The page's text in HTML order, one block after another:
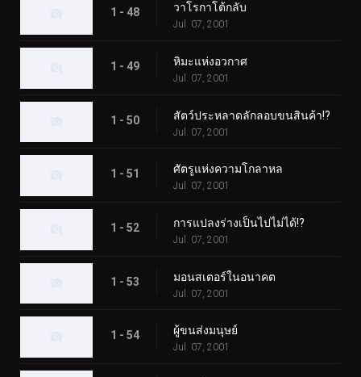
1 - 48 วาโรกาโต้กลับ
Jul. 07, 2001
1 - 49 หิมะแห่งอวกาศ
Jul. 07, 2001
1 - 50 สัตว์ประหลาดลักลอบขนสินค้า!?
Jul. 07, 2001
1 - 51 ศัตรูแห่งความโกลาหล
Jul. 07, 2001
1 - 52 การแปลงร่างเป็นไปไม่ได้!?
Jul. 07, 2001
1 - 53 มอนสเตอร์ในอนาคต
Jul. 07, 2001
1 - 54 ผู้ขนส่งมนุษย์
Jul. 07, 2001